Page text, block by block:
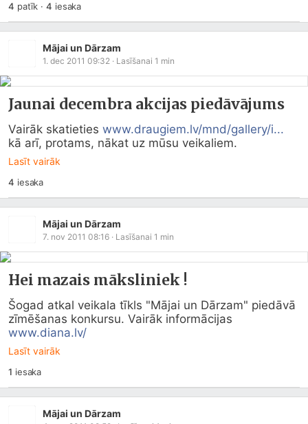
4 patīk ·4 iesaka
Mājai un Dārzam
1. dec 2011 09:32 · Lasīšanai 1 min
Jaunai decembra akcijas piedāvājums
Vairāk skatieties www.draugiem.lv/mnd/gallery/i...
kā arī, protams, nākat uz mūsu veikaliem.
Lasīt vairāk
4 iesaka
Mājai un Dārzam
7. nov 2011 08:16 · Lasīšanai 1 min
Hei mazais māksliniek !
Šogad atkal veikala tīkls "Mājai un Dārzam" piedāvā
www.diana.lv/
Lasīt vairāk
1 iesaka
Mājai un Dārzam